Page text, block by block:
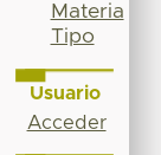
Materia
Tipo
Usuario
Acceder